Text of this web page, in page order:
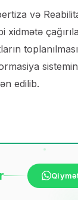
və
edilib.